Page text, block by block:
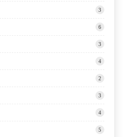
3
6
3
4
2
3
4
5